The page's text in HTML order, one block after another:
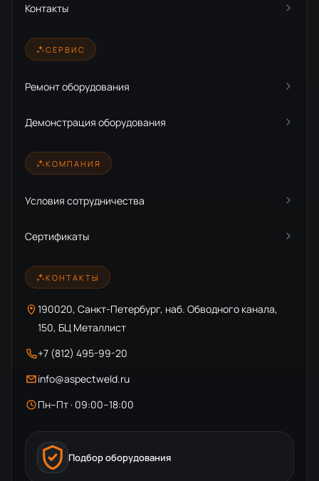
Контакты
СЕРВИС
Ремонт оборудования
Демонстрация оборудования
КОМПАНИЯ
Условия сотрудничества
Сертификаты
КОНТАКТЫ
190020, Санкт-Петербург, наб. Обводного канала,
150, БЦ Металлист
+7 (812) 495-99-20
info@aspectweld.ru
Пн–Пт · 09:00–18:00
Подбор оборудования